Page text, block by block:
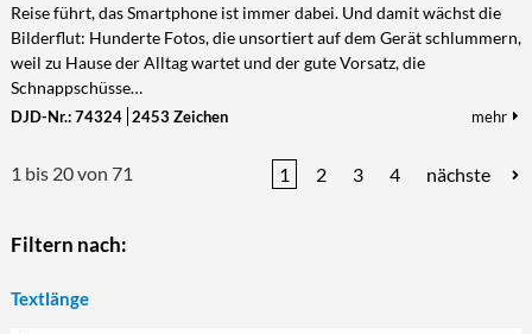
Reise führt, das Smartphone ist immer dabei. Und damit wächst die
Bilderflut: Hunderte Fotos, die unsortiert auf dem Gerät schlummern,
weil zu Hause der Alltag wartet und der gute Vorsatz, die
Schnappschüsse…
DJD-Nr.: 74324 2453 Zeichen mehr
1 bis 20 von 71 1 2 3 4 nächste
Filtern nach:
Textlänge